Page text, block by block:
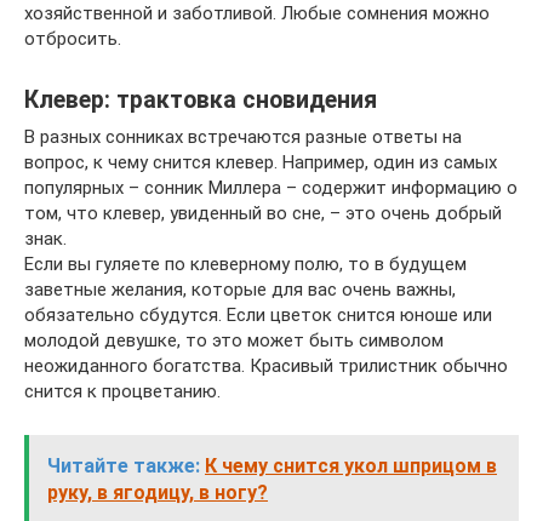
хозяйственной и заботливой. Любые сомнения можно
отбросить.
Клевер: трактовка сновидения
В разных сонниках встречаются разные ответы на
вопрос, к чему снится клевер. Например, один из самых
популярных – сонник Миллера – содержит информацию о
том, что клевер, увиденный во сне, – это очень добрый
знак.
Если вы гуляете по клеверному полю, то в будущем
заветные желания, которые для вас очень важны,
обязательно сбудутся. Если цветок снится юноше или
молодой девушке, то это может быть символом
неожиданного богатства. Красивый трилистник обычно
снится к процветанию.
Читайте также: К чему снится укол шприцом в
руку, в ягодицу, в ногу?